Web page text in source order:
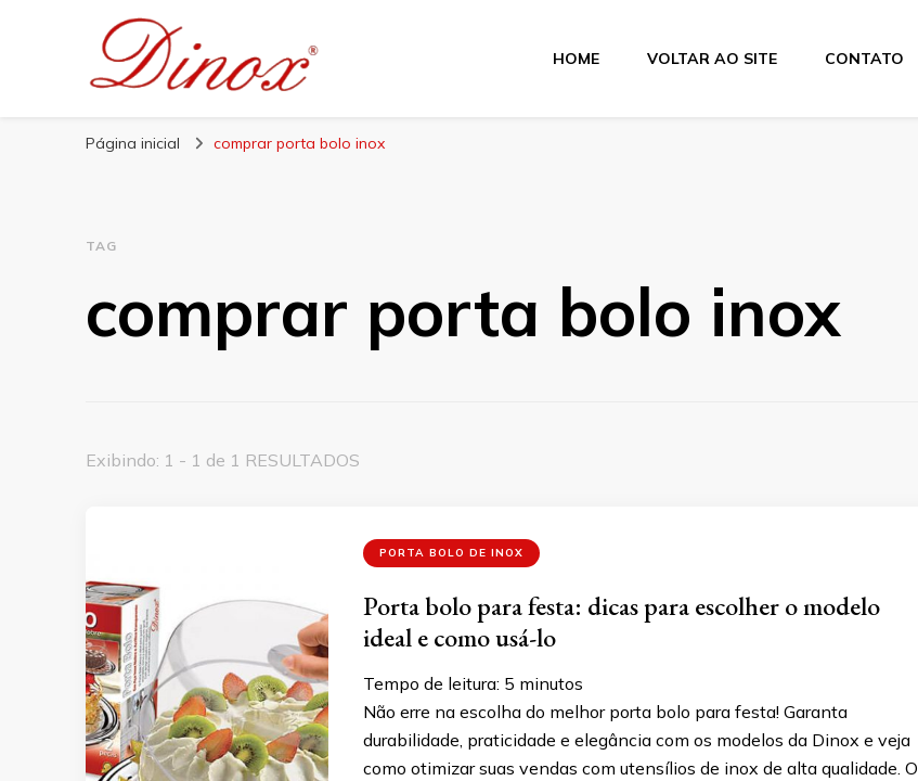
Blog Dinox
HOME VOLTAR AO SITE CONTATO
Página inicial comprar porta bolo inox
TAG
comprar porta bolo inox
Exibindo: 1 - 1 de 1 RESULTADOS
PORTA BOLO DE INOX
Porta bolo para festa: dicas para escolher o modelo
ideal e como usá-lo
Tempo de leitura: 5 minutos
Não erre na escolha do melhor porta bolo para festa! Garanta
durabilidade, praticidade e elegância com os modelos da Dinox e veja
como otimizar suas vendas com utensílios de inox de alta qualidade. O